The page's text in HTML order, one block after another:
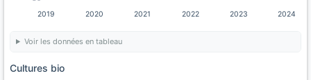
2019 2020 2021 2022 2023 2024
Voir les données en tableau
Cultures bio